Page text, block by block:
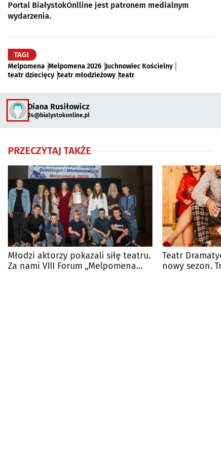
Portal BiałystokOnlline jest patronem medialnym
wydarzenia.
TAGI
Melpomena Melpomena 2026 Juchnowiec Kościelny
teatr dziecięcy teatr młodzieżowy teatr
Diana Rusiłowicz
24@bialystokonline.pl
PRZECZYTAJ TAKŻE
Młodzi aktorzy pokazali siłę teatru.
Za nami VIII Forum „Melpomena
Teatr
nowy sezon.